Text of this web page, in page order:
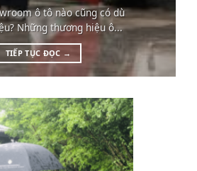
ô tô nào cũng có dù
Những thương hiệu ô...
TIẾP TỤC ĐỌC →